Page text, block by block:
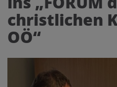
A A A A A
christlichen
OÖ“